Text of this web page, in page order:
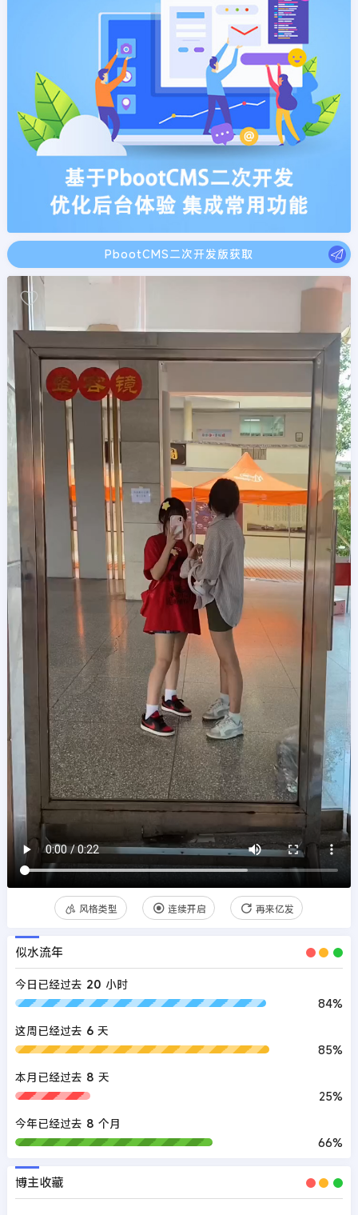
PbootCMS二次开发版获取
风格类型 连续开启 再来亿发
似水流年
今日已经过去 20 小时
84%
这周已经过去 6 天
85%
本月已经过去 8 天
25%
今年已经过去 8 个月
66%
博主收藏